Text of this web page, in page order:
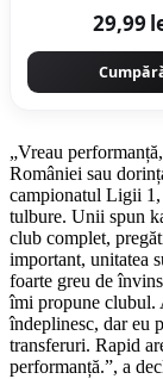
29,99
„Vreau
României sau
campionatul Ligii
tulbure. Unii spun
club complet,
important, unitatea
foarte greu de
îmi propune clubul.
îndeplinesc, dar eu
transferuri. Rapid
performanță.”, a